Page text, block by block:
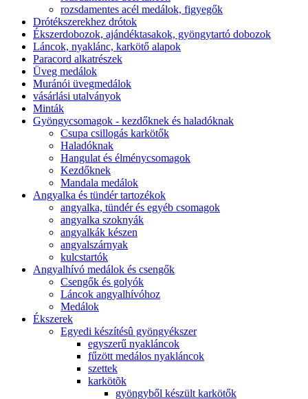
rozsdamentes acél medálok, figyegők
Drótékszerekhez drótok
Ékszerdobozok, ajándéktasakok, gyöngytartó dobozok
Láncok, nyaklánc, karkötő alapok
Paracord alkatrészek
Üveg medálok
Muránói üvegmedálok
vásárlási utalványok
Minták
Gyöngycsomagok - kezdőknek és haladóknak
Csupa csillogás karkötők
Haladóknak
Hangulat és élménycsomagok
Kezdőknek
Mandala medálok
Angyalka és tündér tartozékok
angyalka, tündér és egyéb csomagok
angyalka szoknyák
angyalkák készen
angyalszárnyak
kulcstartók
Angyalhívó medálok és csengők
Csengők és golyók
Láncok angyalhívóhoz
Medálok
Ékszerek
Egyedi készítésû gyöngyékszer
egyszerű nyakláncok
fűzött medálos nyakláncok
szettek
karkötõk
gyöngyből készült karkötők